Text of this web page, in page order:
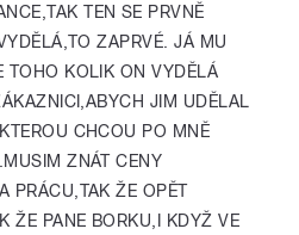
TEN SE PRVNĚ
ZAPRVÉ. JÁ MU
TOHO KOLIK ON VYDĚLÁ
JIM UDĚLAL
CHCOU PO MNĚ
ZNÁT CENY
PRÁCU,TAK ŽE OPĚT
ŽE PANE BORKU,I KDYŽ VE